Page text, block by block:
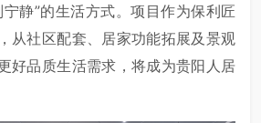
静”的生活方式。项目作为保利匠
从社区配套、居家功能拓展及景观
好品质生活需求，将成为贵阳人居